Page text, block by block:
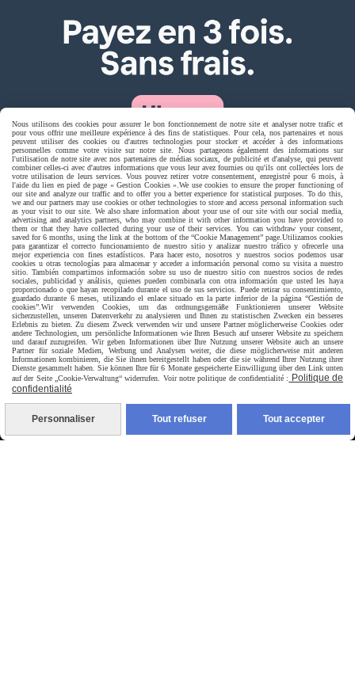
Livraison rapide
livraison à domicile France et union europeen
livraison en point relais France
Nous utilisons des cookies pour assurer le bon fonctionnement de notre site et analyser notre trafic et
pour vous offrir une meilleure expérience à des fins de statistiques. Pour cela, nos partenaires et nous
peuvent utiliser des cookies ou d'autres technologies pour stocker et accéder à des informations
personnelles comme votre visite sur notre site. Nous partageons également des informations sur
l'utilisation de notre site avec nos partenaires de médias sociaux, de publicité et d'analyse, qui peuvent
combiner celles-ci avec d'autres informations que vous leur avez fournies ou qu'ils ont collectées lors de
votre utilisation de leurs services. Vous pouvez retirer votre consentement, enregistré pour 6 mois, à
l'aide du lien en pied de page « Gestion Cookies ». We use cookies to ensure the proper functioning of
our site and analyze our traffic and to offer you a better experience for statistical purposes. To do this,
we and our partners may use cookies or other technologies to store and access personal information such
as your visit to our site. We also share information about your use of our site with our social media,
advertising and analytics partners, who may combine it with other information you have provided to
them or that they have collected during your use of their services. You can withdraw your consent,
saved for 6 months, using the link at the bottom of the “Cookie Management” page. Utilizamos cookies
para garantizar el correcto funcionamiento de nuestro sitio y analizar nuestro tráfico y ofrecerle una
mejor experiencia con fines estadísticos. Para hacer esto, nosotros y nuestros socios podemos usar
cookies u otras tecnologías para almacenar y acceder a información personal como su visita a nuestro
sitio. También compartimos información sobre su uso de nuestro sitio con nuestros socios de redes
sociales, publicidad y análisis, quienes pueden combinarla con otra información que usted les haya
proporcionado o que hayan recopilado durante el uso de sus servicios. Puede retirar su consentimiento,
guardado durante 6 meses, utilizando el enlace situado en la parte inferior de la página “Gestión de
cookies”. Wir verwenden Cookies, um das ordnungsgemäße Funktionieren unserer Website
sicherzustellen, unseren Datenverkehr zu analysieren und Ihnen zu statistischen Zwecken ein besseres
Erlebnis zu bieten. Zu diesem Zweck verwenden wir und unsere Partner möglicherweise Cookies oder
andere Technologien, um persönliche Informationen wie Ihren Besuch auf unserer Website zu speichern
und darauf zuzugreifen. Wir geben Informationen über Ihre Nutzung unserer Website auch an unsere
Partner für soziale Medien, Werbung und Analysen weiter, die diese möglicherweise mit anderen
Informationen kombinieren, die Sie ihnen bereitgestellt haben oder die sie während Ihrer Nutzung ihrer
Dienste gesammelt haben. Sie können Ihre für 6 Monate gespeicherte Einwilligung über den Link unten
auf der Seite „Cookie-Verwaltung“ widerrufen. Voir notre politique de confidentialité :
Politique de
confidentialité
Personnaliser Tout refuser Tout accepter